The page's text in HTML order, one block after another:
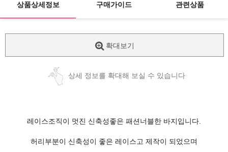
상품상세정보 구매가이드 관련상품
확대보기
상세 정보를 확대해 보실 수 있습니다
레이스조직이 멋진 신축성좋은 패션너블한 바지입니다.
허리부분이 신축성이 좋은 레이스고 제작이 되었으며